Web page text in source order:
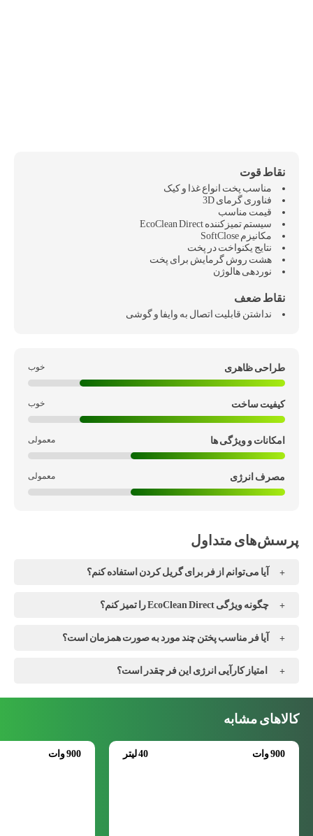
مناسب پخت انواع غذا و کیک
فناوری گرمای 3D
قیمت مناسب
سیستم تمیزکننده EcoClean Direct
مکانیزم SoftClose
نتایج یکنواخت در پخت
هشت روش گرمایش برای پخت
نوردهی هالوژن
نداشتن قابلیت اتصال به وایفا و گوشی
طراحی ظاهری
کیفیت ساخت
امکانات و ویژگی ها
مصرف انرژی
آیا می‌توانم از فر برای گریل کردن استفاده کنم؟
چگونه ویژگی EcoClean Direct را تمیز کنم؟
آیا فر مناسب پختن چند مورد به صورت همزمان است؟
امتیاز کارآیی انرژی این فر چقدر است؟
کالاهای مشابه
900 وات 40 لیتر 900 وات